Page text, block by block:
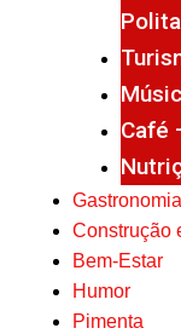
Café
Gastronomia
Construção
Bem-Estar
Humor
Pimenta